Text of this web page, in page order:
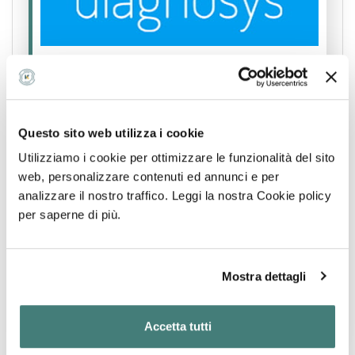
Questo sito web utilizza i cookie
Utilizziamo i cookie per ottimizzare le funzionalità del sito
web, personalizzare contenuti ed annunci e per
analizzare il nostro traffico. Leggi la nostra Cookie policy
per saperne di più.
Mostra dettagli
Accetta tutti
PRENOTAZIONE.
Cosa Quando Chi
Se hai una ricetta o un'impegnativa del
medico, caricala qui per inviarla con la tua
prenotazione
Note aggiuntive sulla tua prenotazione
Viale Luigi Pinto 221, Foggia
Qui puoi prenotare:
Visita ginecologica +
ecografia pelvica + pap-test, Bitest, Ecocardio
fetale, Ecografia ostetrica, Ecografia ostetrica
3D/4D, Ecografia ostetrica morfologica, Ecografia
ostetrica primo trimestre, Ecografia pelvica
transvaginale, Inserzione di dispositivo
contraccettivo intrauterino, Visita Ginecologica +
Duopap (Pap Test + HPV)
PRENOTA